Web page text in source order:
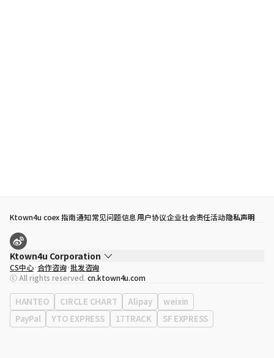
Ktown4u coex 指南通知常见问题信息用户协议企业社会责任活动隐私声明
Ktown4u Corporation
代表
宋効珉
营业执照 120-87-71116
公司地址 首尔特别市 江南区 岭东大路 513号 3楼 （三成洞， coex)
CS中心 合作咨询 批发咨询
ⓒ All rights reserved. cn.ktown4u.com
HANTEO CIRCLE CHART Alipay
weixin
PayPal
YTO EXPRESS 17TRACK SF EXPRESS